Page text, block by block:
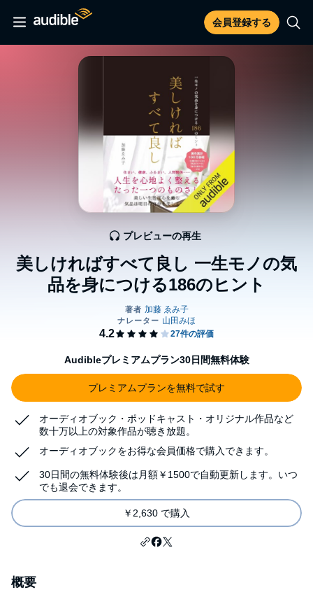
会員登録する
美しければすべて良し 一生モノの気
品を身につける186のヒント
プレビューの再生
Audibleプレミアムプラン30日間無料体験
プレミアムプランを無料で試す
オーディオブック・ポッドキャスト・オリジナル作品など
数十万以上の対象作品が聴き放題。
オーディオブックをお得な会員価格で購入できます。
30日間の無料体験後は月額￥1500で自動更新します。いつ
でも退会できます。
￥2,630 で購入
概要